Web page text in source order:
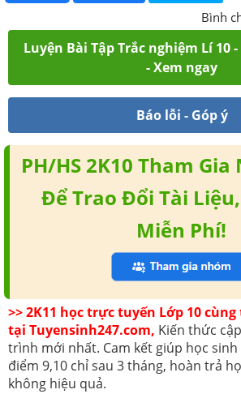
Bình
Luyện Bài Tập Trắc nghiệm Lí 10
- Xem ngay
Báo lỗi - Góp ý
PH/HS 2K10 Tham
Để Trao Đổi Tài
Miễn Phí!
>> 2K11 học trực tuyến Lớp 10
tại Tuyensinh247.com, Kiến thức
trình mới nhất. Cam kết giúp học
điểm 9,10 chỉ sau 3 tháng, hoàn trả
không hiệu quả.